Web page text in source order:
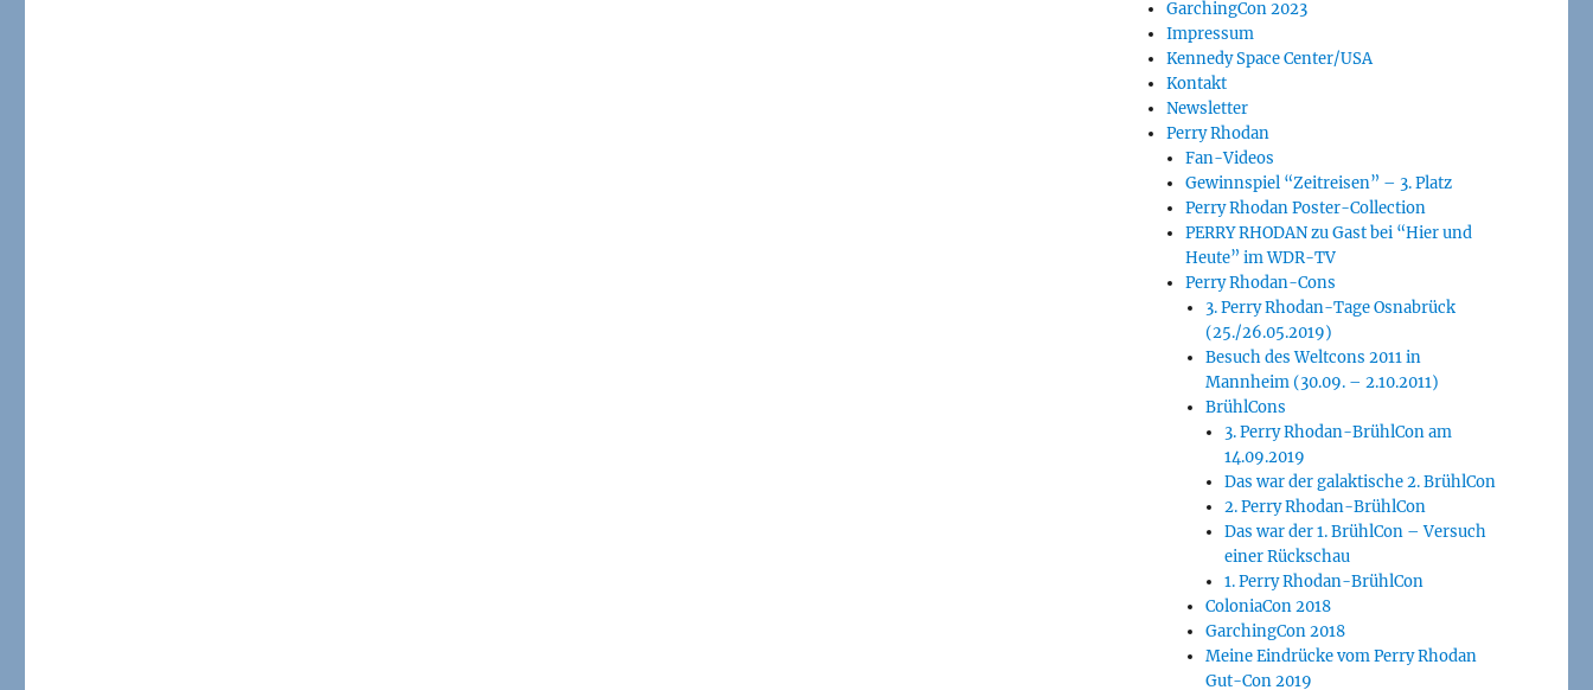
GarchingCon 2023
Impressum
Kennedy Space Center/USA
Kontakt
Newsletter
Perry Rhodan
Fan-Videos
Gewinnspiel “Zeitreisen” – 3. Platz
Perry Rhodan Poster-Collection
PERRY RHODAN zu Gast bei “Hier und
Heute” im WDR-TV
Perry Rhodan-Cons
3. Perry Rhodan-Tage Osnabrück
(25./26.05.2019)
Besuch des Weltcons 2011 in
Mannheim (30.09. – 2.10.2011)
BrühlCons
3. Perry Rhodan-BrühlCon am
14.09.2019
Das war der galaktische 2. BrühlCon
2. Perry Rhodan-BrühlCon
Das war der 1. BrühlCon – Versuch
einer Rückschau
1. Perry Rhodan-BrühlCon
ColoniaCon 2018
GarchingCon 2018
Meine Eindrücke vom Perry Rhodan
Gut-Con 2019